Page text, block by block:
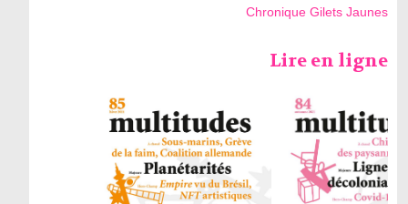
Chronique Gilets Jaunes
Lire en ligne